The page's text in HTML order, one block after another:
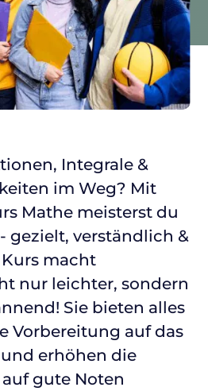
Integrale &
im Weg? Mit
Mathe meisterst du
gezielt, verständlich &
Kurs macht
nur leichter, sondern
Sie bieten alles
Vorbereitung auf das
erhöhen die
gute Noten